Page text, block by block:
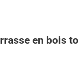
en bois